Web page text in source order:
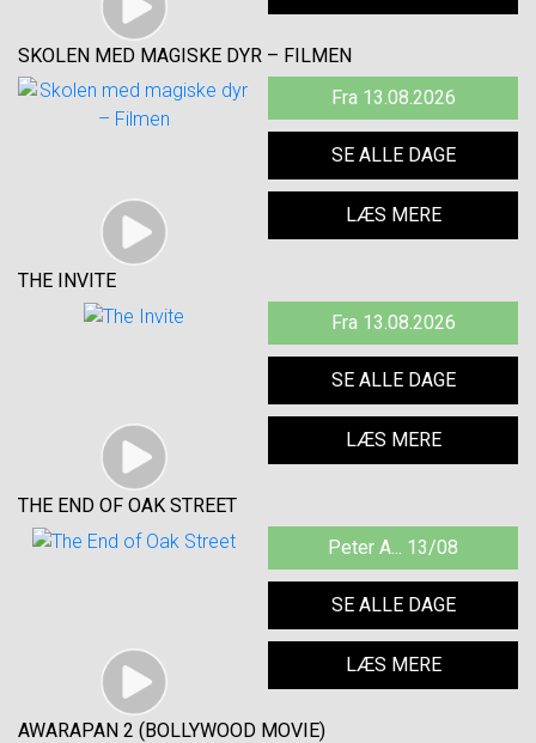
SKOLEN MED MAGISKE DYR – FILMEN
Fra 13.08.2026
SE ALLE DAGE
LÆS MERE
THE INVITE
Fra 13.08.2026
SE ALLE DAGE
LÆS MERE
THE END OF OAK STREET
Peter A... 13/08
SE ALLE DAGE
LÆS MERE
AWARAPAN 2 (BOLLYWOOD MOVIE)